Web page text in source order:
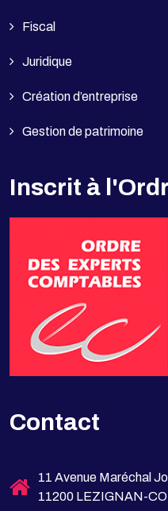
Fiscal
Juridique
Création d’entreprise
Gestion de patrimoine
Inscrit à
Contact
11 Avenue Maréchal
11200 LEZIGNAN-